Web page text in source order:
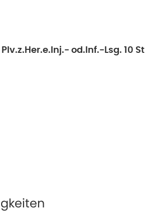
Plv.z.Her.e.Inj.- od.Inf.-Lsg. 10 St